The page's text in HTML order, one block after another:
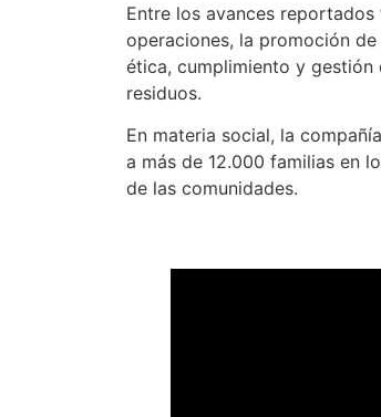
Entre los avances
operaciones, la promoción
ética, cumplimiento y
residuos.
En materia social, la
a más de 12.000 familias en
de las comunidades.